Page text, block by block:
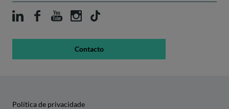
Contacto
Política de privacidade